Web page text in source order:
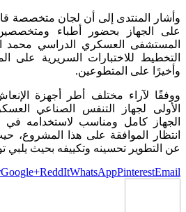
وأشار المنتدى إلى أن لجان متخصصة
على الجهاز بحضور أطباء
المستشفى العسكري الدراسي محمد
التخطيط للاختبارات السريرية على
وأخيرًا على المتطوعين.
ووفقًا لآراء مختلف أطر أجهزة
الأولى لجهاز التنفس الصناعي
الجهاز كامل ومناسب لاستخدامه
انتظار الموافقة على هذا المشروع،
عن التطوير تحسينه وتكييفه بحيث يلبي
Google+ReddItWhatsAppPinterestEmail